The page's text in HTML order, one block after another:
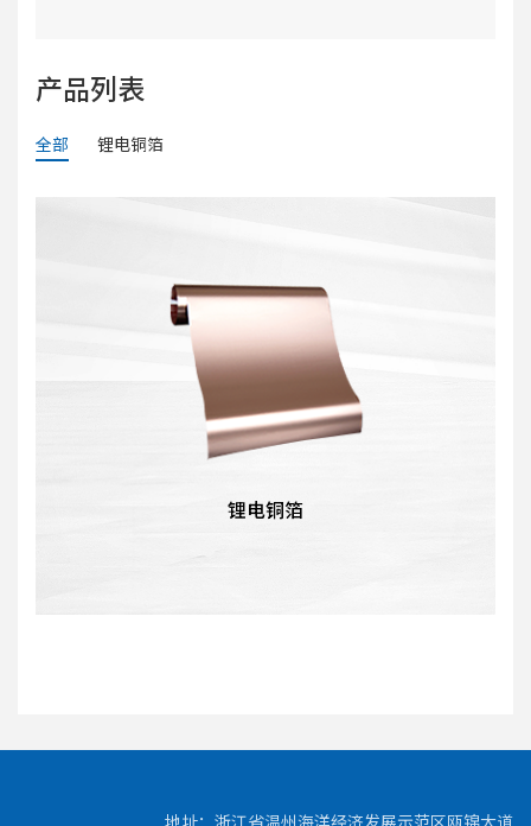
产品列表
全部 锂电铜箔
锂电铜箔
地址：浙江省温州海洋经济发展示范区瓯锦大道